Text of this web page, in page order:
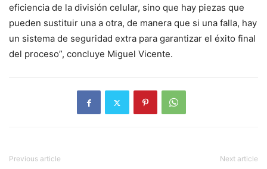
eficiencia de la división celular, sino que hay piezas que
pueden sustituir una a otra, de manera que si una falla, hay
un sistema de seguridad extra para garantizar el éxito final
del proceso”, concluye Miguel Vicente.
Previous article Next article